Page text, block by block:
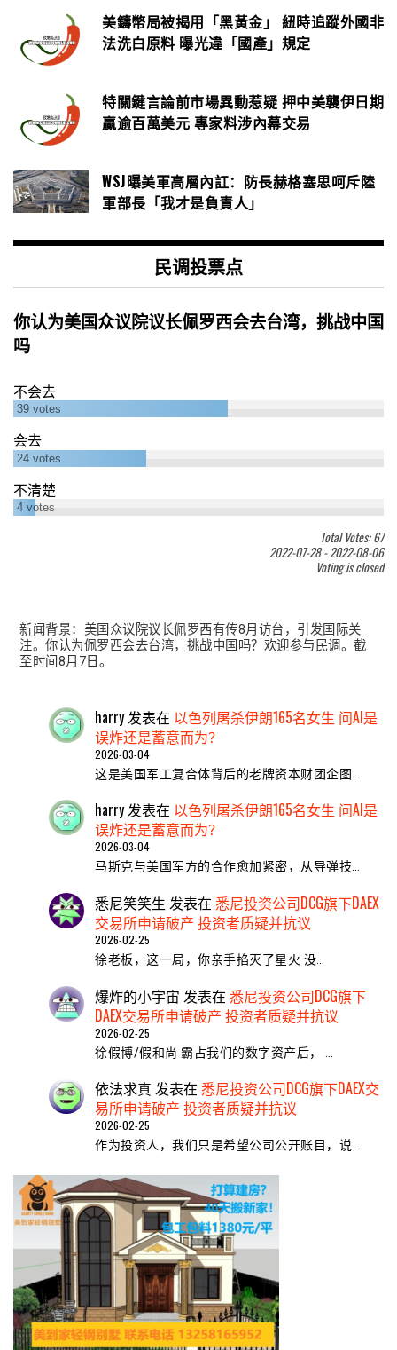
美鑄幣局被揭用「黑黃金」 紐時追蹤外國非
法洗白原料 曝光違「國產」規定
特關鍵言論前市場異動惹疑 押中美襲伊日期
贏逾百萬美元 專家料涉內幕交易
WSJ曝美軍高層內訌：防長赫格塞思呵斥陸
軍部長「我才是負責人」
民调投票点
你认为美国众议院议长佩罗西会去台湾，挑战中国
吗
不会去
39 votes
会去
24 votes
不清楚
4 votes
Total Votes: 67
2022-07-28-2022-08-06
Voting is closed
新闻背景：美国众议院议长佩罗西有传8月访台，引发国际关
注。你认为佩罗西会去台湾，挑战中国吗？欢迎参与民调。截
至时间8月7日。
harry 发表在 以色列屠杀伊朗165名女生 问AI是
误炸还是蓄意而为？
2026-03-04
这是美国军工复合体背后的老牌资本财团企图…
harry发表在 以色列屠杀伊朗165名女生 问AI是
误炸还是蓄意而为？
2026-03-04
马斯克与美国军方的合作愈加紧密，从导弹技…
悉尼笑笑生 发表在 悉尼投资公司DCG旗下DAEX
交易所申请破产 投资者质疑并抗议
2026-02-25
​徐老板，这一局，你亲手掐灭了星火 ​没…
爆炸的小宇宙 发表在 悉尼投资公司DCG旗下
DAEX交易所申请破产 投资者质疑并抗议
2026-02-25
徐假博/假和尚 霸占我们的数字资产后， …
依法求真发表在 悉尼投资公司DCG旗下DAEX交
易所申请破产 投资者质疑并抗议
2026-02-25
作为投资人，我们只是希望公司公开账目，说…